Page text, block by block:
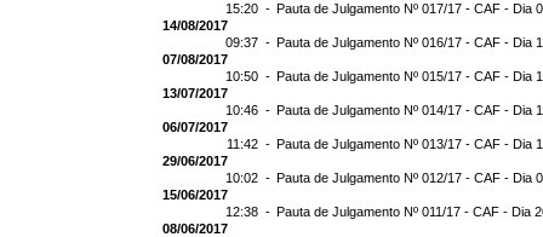
15:20 - Pauta de Julgamento Nº 017/17 - CAF - Dia
14/08/2017
09:37 - Pauta de Julgamento Nº 016/17 - CAF - Dia
07/08/2017
10:50 - Pauta de Julgamento Nº 015/17 - CAF - Dia
13/07/2017
10:46 - Pauta de Julgamento Nº 014/17 - CAF - Dia
06/07/2017
11:42 - Pauta de Julgamento Nº 013/17 - CAF - Dia
29/06/2017
10:02 - Pauta de Julgamento Nº 012/17 - CAF - Dia
15/06/2017
12:38 - Pauta de Julgamento Nº 011/17 - CAF - Dia
08/06/2017